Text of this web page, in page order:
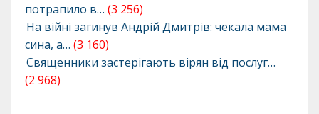
потрапило в… (3 256)
На війні загинув Андрій Дмитрів: чекала мама
сина, а… (3 160)
Священники застерігають вірян від послуг…
(2 968)